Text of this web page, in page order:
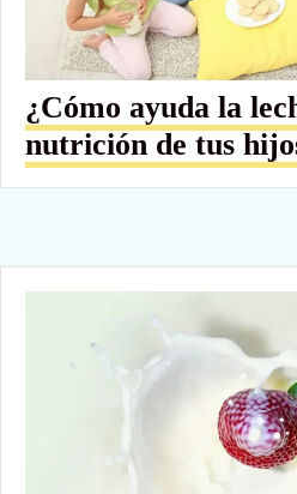
¿Cómo ayuda la
nutrición de tus